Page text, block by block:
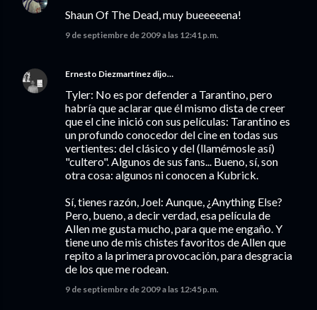
Shaun Of The Dead, muy bueeeeena!
9 de septiembre de 2009 a las 12:41 p.m.
Ernesto Diezmartínez dijo…
Tyler: No es por defender a Tarantino, pero
habría que aclarar que él mismo dista de creer
que el cine inició con sus películas: Tarantino es
un profundo conocedor del cine en todas sus
vertientes: del clásico y del (llamémosle así)
"cultero". Algunos de sus fans... Bueno, sí, son
otra cosa: algunos ni conocen a Kubrick.
Sí, tienes razón, Joel: Aunque, ¿Anything Else?
Pero, bueno, a decir verdad, esa película de
Allen me gusta mucho, para que me engaño. Y
tiene uno de mis chistes favoritos de Allen que
repito a la primera provocación, para desgracia
de los que me rodean.
9 de septiembre de 2009 a las 12:45 p.m.